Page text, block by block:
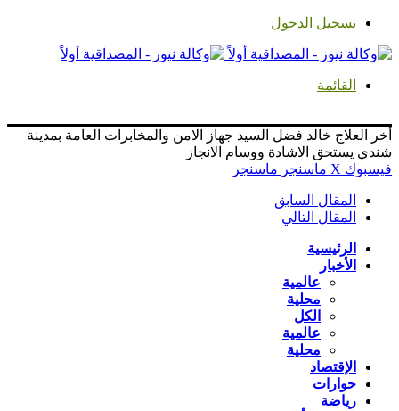
تسجيل الدخول
القائمة
أخر العلاج خالد فضل السيد جهاز الامن والمخابرات العامة بمدينة
شندي يستحق الاشادة ووسام الانجاز
فيسبوك ‫X ماسنجر ماسنجر
المقال السابق
المقال التالي
الرئيسية
الأخبار
عالمية
محلية
الكل
عالمية
محلية
الإقتصاد
حوارات
رياضة